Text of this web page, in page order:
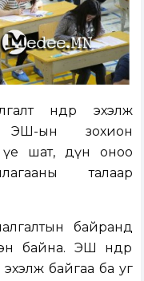
өнөөдөр эхэлж
ЭШ-ын зохион
үе шат, дүн оноо
талаар
байранд
байна. ЭШ өнөөдөр
байгаа ба уг